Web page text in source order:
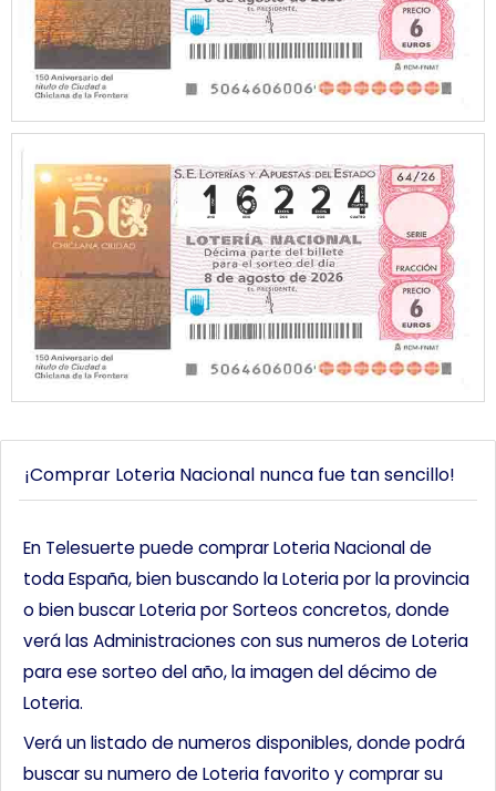
¡Comprar Loteria Nacional nunca fue tan sencillo!
En Telesuerte puede comprar Loteria Nacional de
toda España, bien buscando la Loteria por la provincia
o bien buscar Loteria por Sorteos concretos, donde
verá las Administraciones con sus numeros de Loteria
para ese sorteo del año, la imagen del décimo de
Loteria.
Verá un listado de numeros disponibles, donde podrá
buscar su numero de Loteria favorito y comprar su